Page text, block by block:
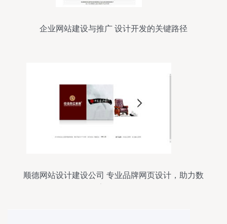
企业网站建设与推广 设计开发的关键路径
顺德网站设计建设公司 专业品牌网页设计，助力数